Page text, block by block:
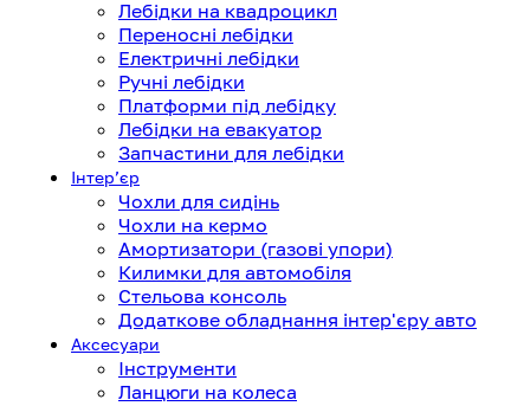
Лебідки на квадроцикл
Переносні лебідки
Електричні лебідки
Ручні лебідки
Платформи під лебідку
Лебідки на евакуатор
Запчастини для лебідки
Інтерʼєр
Чохли для сидінь
Чохли на кермо
Амортизатори (газові упори)
Килимки для автомобіля
Стельова консоль
Додаткове обладнання інтер'єру авто
Аксесуари
Інструменти
Ланцюги на колеса